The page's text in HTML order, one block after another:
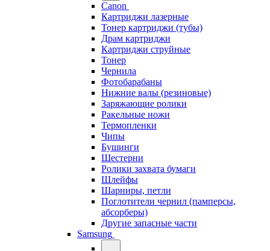
Canon
Картриджи лазерные
Тонер картриджи (тубы)
Драм картриджи
Картриджи струйные
Тонер
Чернила
Фотобарабаны
Нижние валы (резиновые)
Заряжающие ролики
Ракельные ножи
Термопленки
Чипы
Бушинги
Шестерни
Ролики захвата бумаги
Шлейфы
Шарниры, петли
Поглотители чернил (памперсы,
абсорберы)
Другие запасные части
Samsung